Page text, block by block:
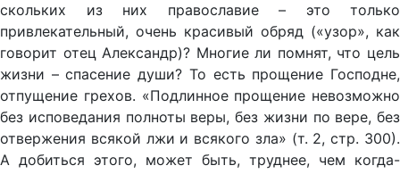
скольких из них православие – это только
привлекательный, очень красивый обряд («узор», как
говорит отец Александр)? Многие ли помнят, что цель
жизни – спасение души? То есть прощение Господне,
отпущение грехов. «Подлинное прощение невозможно
без исповедания полноты веры, без жизни по вере, без
отвержения всякой лжи и всякого зла» (т. 2, стр. 300).
А добиться этого, может быть, труднее, чем когда-